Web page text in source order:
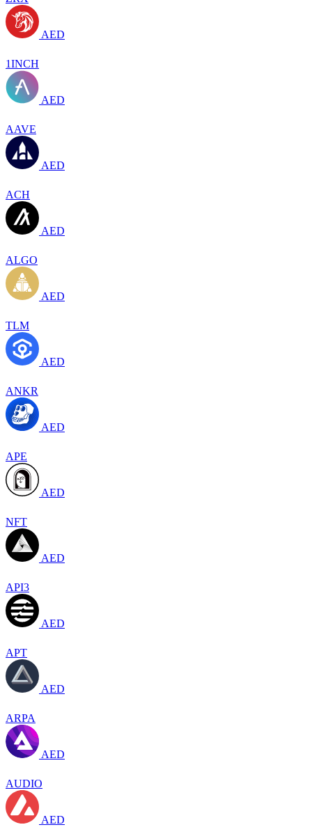
AED
1INCH
AED
AAVE
AED
ACH
AED
ALGO
AED
TLM
AED
ANKR
AED
APE
AED
NFT
AED
API3
AED
APT
AED
ARPA
AED
AUDIO
AED